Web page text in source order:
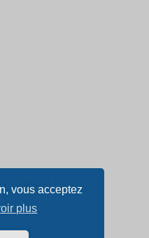
vous acceptez
plus